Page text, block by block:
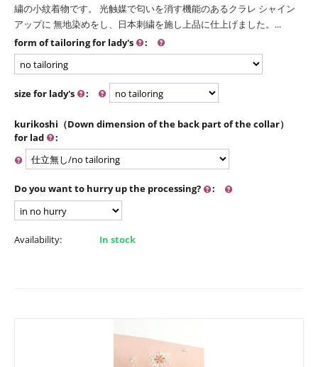
繍の小紋着物です。 光触媒で匂いを消す機能のあるクラレ シャイン
アップに 無地染めをし、日本刺繍を施し上品に仕上げました。...
form of tailoring for lady's
:
size for lady's :
kurikoshi（Down dimension of the back part of the collar）
for lad
:
Do you want to hurry up the processing? :
Availability: In stock